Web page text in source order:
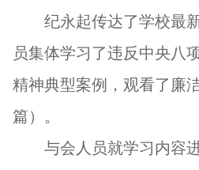
纪永起传达了学校最
员集体学习了违反中央八
精神典型案例，观看了廉
篇）。
与会人员就学习内容